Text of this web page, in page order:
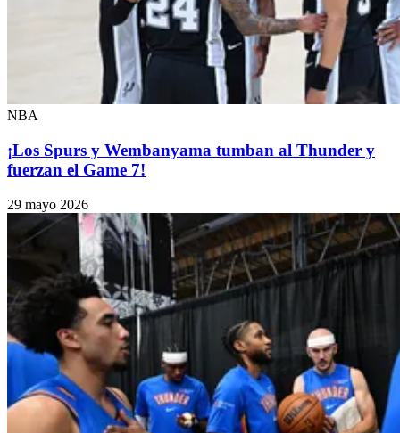
NBA
¡Los Spurs y Wembanyama tumban al Thunder y
fuerzan el Game 7!
29 mayo 2026